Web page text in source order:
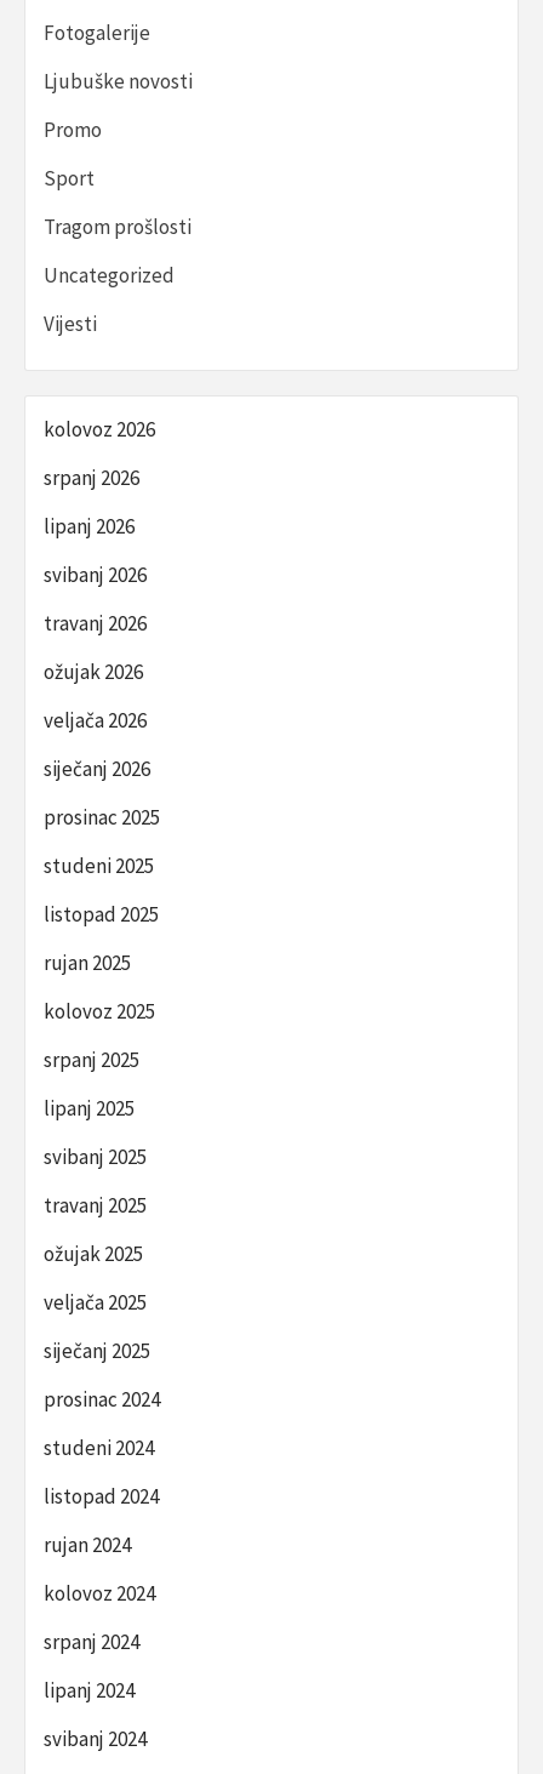
Fotogalerije
Ljubuške novosti
Promo
Sport
Tragom prošlosti
Uncategorized
Vijesti
kolovoz 2026
srpanj 2026
lipanj 2026
svibanj 2026
travanj 2026
ožujak 2026
veljača 2026
siječanj 2026
prosinac 2025
studeni 2025
listopad 2025
rujan 2025
kolovoz 2025
srpanj 2025
lipanj 2025
svibanj 2025
travanj 2025
ožujak 2025
veljača 2025
siječanj 2025
prosinac 2024
studeni 2024
listopad 2024
rujan 2024
kolovoz 2024
srpanj 2024
lipanj 2024
svibanj 2024